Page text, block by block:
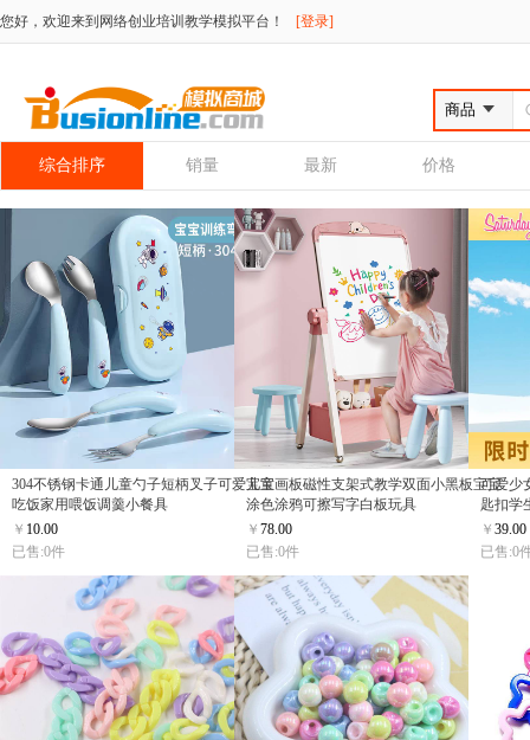
您好，欢迎来到网络创业培训教学模拟平台！ [登录]
综合排序 销量 最新 价格
304不锈钢卡通儿童勺子短柄叉子可爱宝宝
吃饭家用喂饭调羹小餐具
￥ 10.00
已售:0件
儿童画板磁性支架式教学双面小黑板宝宝
涂色涂鸦可擦写字白板玩具
￥ 78.00
已售:0件
可爱少
匙扣学
￥ 39.00
已售:0